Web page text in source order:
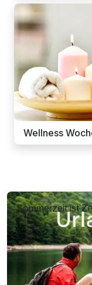
Wellness
Sommerzeit ist